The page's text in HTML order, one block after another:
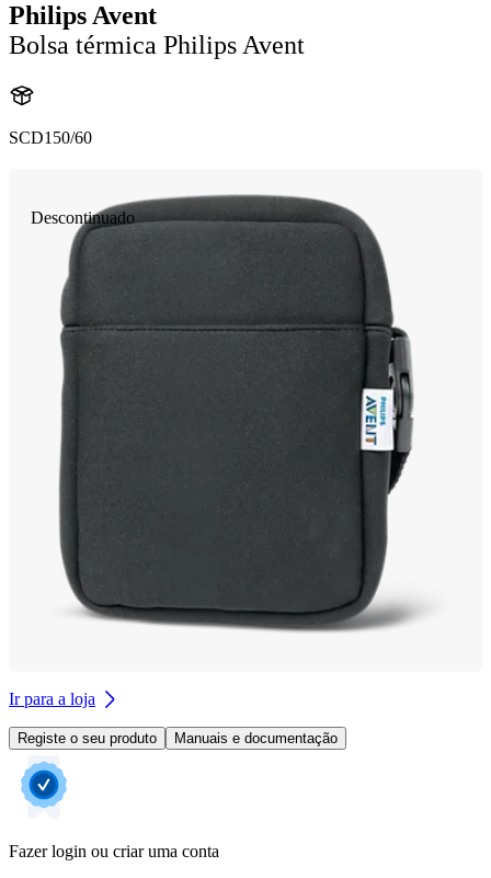
Philips Avent
Bolsa térmica Philips Avent
SCD150/60
Descontinuado
Ir para a loja
Registe o seu produto Manuais e documentação
Fazer login ou criar uma conta